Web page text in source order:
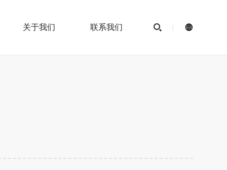
关于我们 联系我们  